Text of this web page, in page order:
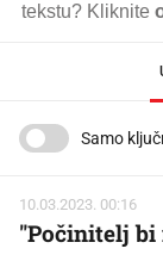
tekstu? Kliknite
Samo
10.03.2023. 00:16
"Počinitelj